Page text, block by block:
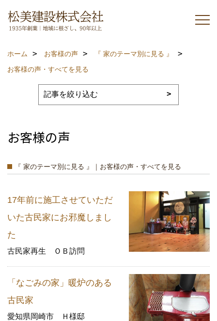
ホーム お客様の声
『 家のテーマ別に見る 』
お客様の声・すべてを見る
お客様の声
『 家のテーマ別に見る 』｜お客様の声・すべてを見る
17年前に施工させていただ
いた古民家にお邪魔しまし
た
古民家再生 ＯＢ訪問
「なごみの家」暖炉のある
古民家
愛知県岡崎市 Ｈ様邸